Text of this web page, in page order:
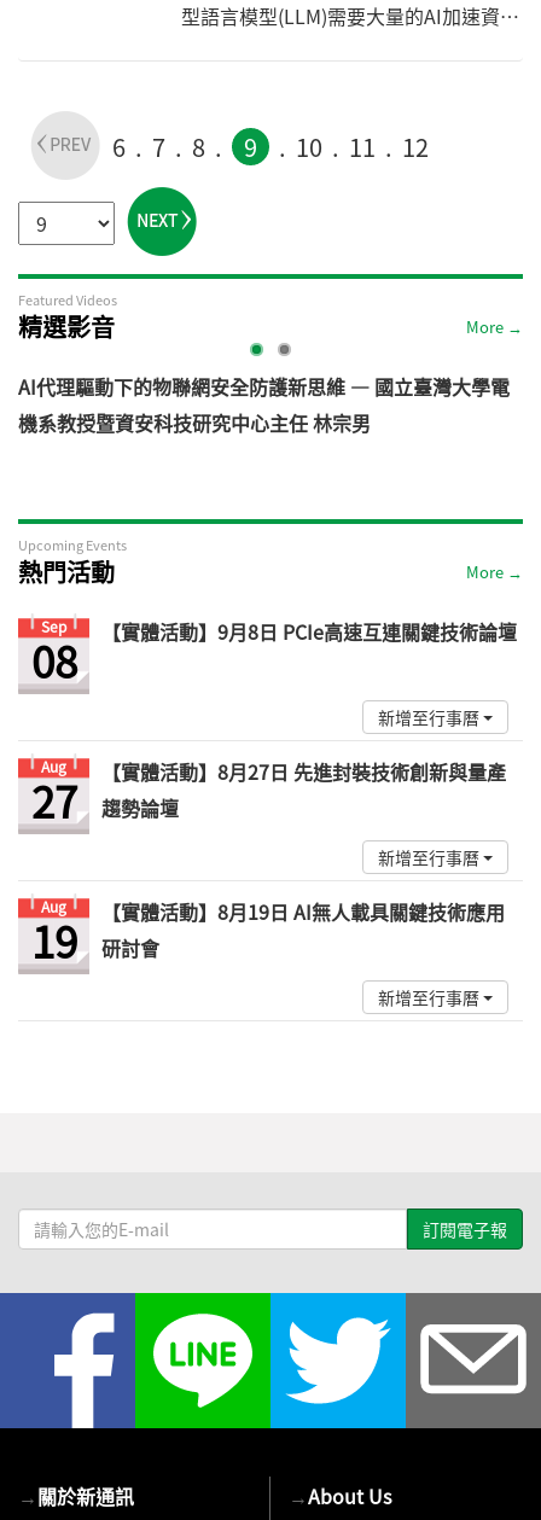
型語言模型(LLM)需要大量的AI加速資
6 7 8 9 10 11 12
Featured Videos
精選影音 More →
AI代理驅動下的物聯網安全防護新思維 — 國立臺灣大學電
機系教授暨資安科技研究中心主任 林宗男
Upcoming Events
熱門活動 More →
Sep
08 【實體活動】9月8日 PCIe高速互連關鍵技術論壇
新增至行事曆
Aug
27
【實體活動】8月27日 先進封裝技術創新與量產
趨勢論壇
新增至行事曆
Aug
19
【實體活動】8月19日 AI無人載具關鍵技術應用
研討會
新增至行事曆
請
輸
→關於新通訊 →About Us